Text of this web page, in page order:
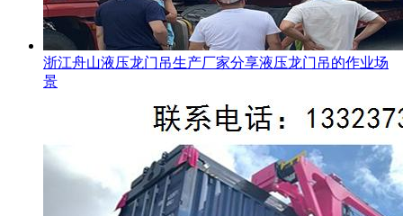
浙江舟山液压龙门吊生产厂家分享液压龙门吊的作业场
景